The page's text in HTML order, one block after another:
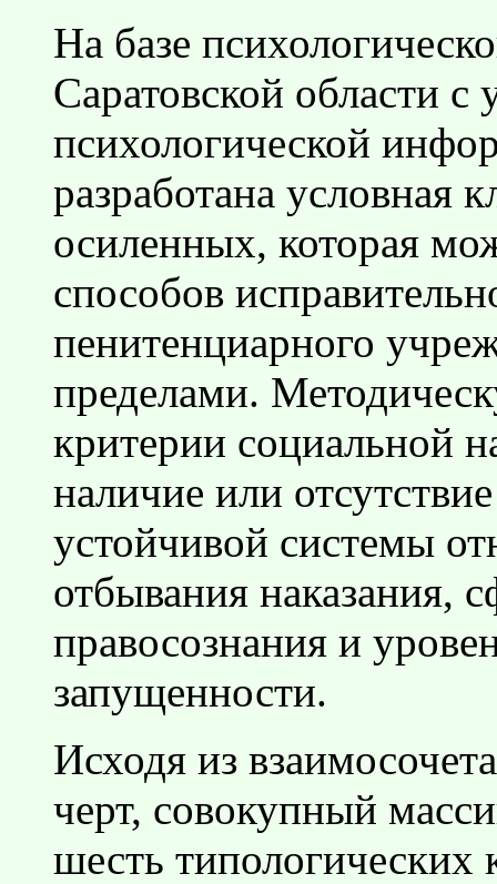
На базе
Саратовской области с
психологической
разработана условная
осиленных, которая
способов
пенитенциарного
пределами.
критерии социальной
наличие или
устойчивой системы
отбывания наказания,
правосознания и
запущенности.
Исходя из
черт, совокупный
шесть типологических